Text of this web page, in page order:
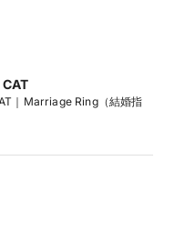
｜Marriage Ring（結婚指